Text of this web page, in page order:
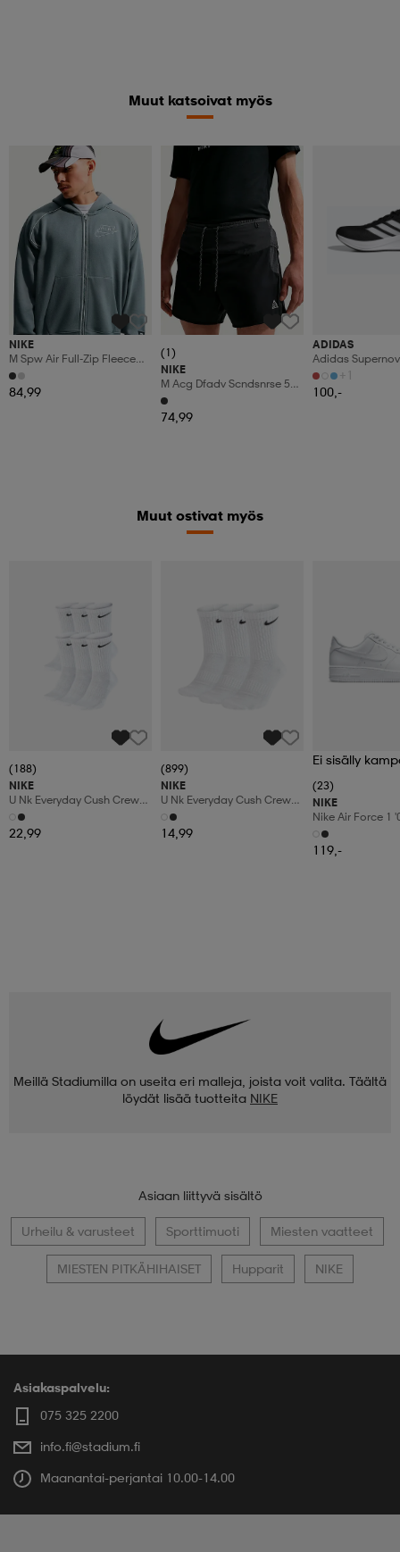
Muut katsoivat myös
NIKE
M Spw Air Full-Zip Fleece
Hoddie
84,99
(1)
NIKE
M Acg Dfadv Scndsnrse 5bf
Shrt
74,99
ADIDAS
Adidas
Löparskor
+1
100,-
Muut ostivat myös
(188)
NIKE
U Nk Everyday Cush Crew
6pr-Bd
22,99
(899)
NIKE
U Nk Everyday Cush Crew
3pr
14,99
Ei sisälly
(23)
NIKE
Nike Air Force 1
Shoes
119,-
Meillä Stadiumilla on useita eri malleja, joista voit valita. Täältä
löydät lisää tuotteita NIKE
Asiaan liittyvä sisältö
Urheilu & varusteet Sporttimuoti Miesten vaatteet
MIESTEN PITKÄHIHAISET Hupparit NIKE
Asiakaspalvelu:
075 325 2200
info.fi@stadium.fi
Maanantai-perjantai 10.00-14.00